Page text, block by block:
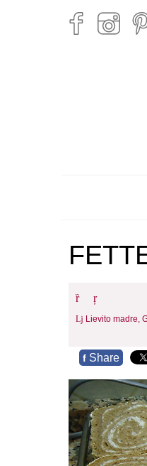
Lievito madre,
f Share